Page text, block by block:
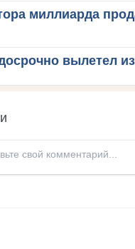
миллиарда
вылетел